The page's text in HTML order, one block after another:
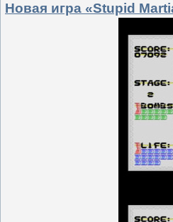
Новая игра «Stupid